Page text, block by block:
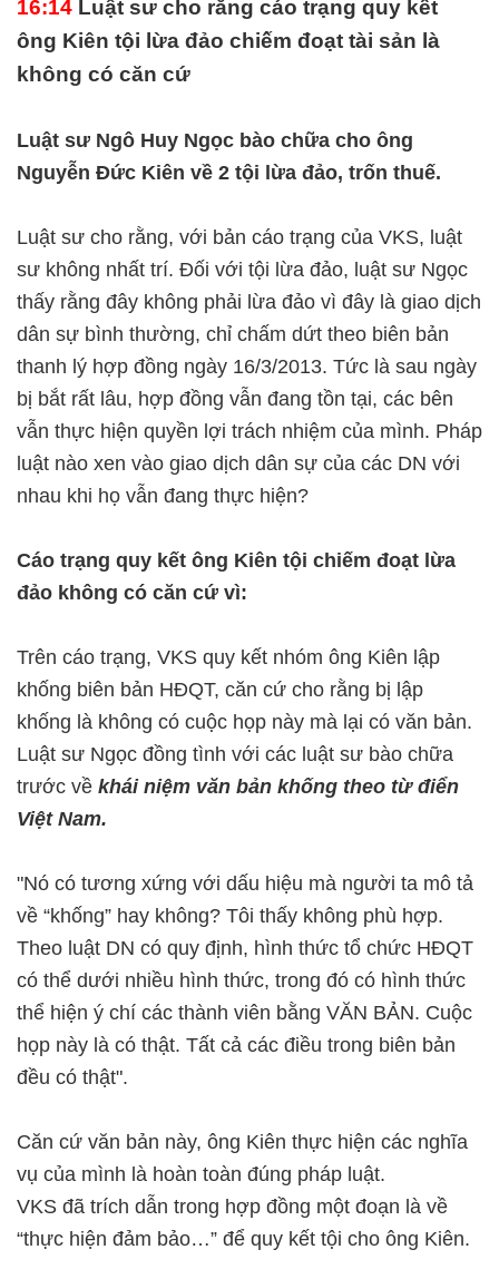
16:14 Luật sư cho rằng cáo trạng quy kết
ông Kiên tội lừa đảo chiếm đoạt tài sản là
không có căn cứ
Luật sư Ngô Huy Ngọc bào chữa cho ông
Nguyễn Đức Kiên về 2 tội lừa đảo, trốn thuế.
Luật sư cho rằng, với bản cáo trạng của VKS, luật
sư không nhất trí. Đối với tội lừa đảo, luật sư Ngọc
thấy rằng đây không phải lừa đảo vì đây là giao dịch
dân sự bình thường, chỉ chấm dứt theo biên bản
thanh lý hợp đồng ngày 16/3/2013. Tức là sau ngày
bị bắt rất lâu, hợp đồng vẫn đang tồn tại, các bên
vẫn thực hiện quyền lợi trách nhiệm của mình. Pháp
luật nào xen vào giao dịch dân sự của các DN với
nhau khi họ vẫn đang thực hiện?
Cáo trạng quy kết ông Kiên tội chiếm đoạt lừa
đảo không có căn cứ vì:
Trên cáo trạng, VKS quy kết nhóm ông Kiên lập
khống biên bản HĐQT, căn cứ cho rằng bị lập
khống là không có cuộc họp này mà lại có văn bản.
Luật sư Ngọc đồng tình với các luật sư bào chữa
trước về khái niệm văn bản khống theo từ điển
Việt Nam.
"Nó có tương xứng với dấu hiệu mà người ta mô tả
về “khống” hay không? Tôi thấy không phù hợp.
Theo luật DN có quy định, hình thức tổ chức HĐQT
có thể dưới nhiều hình thức, trong đó có hình thức
thể hiện ý chí các thành viên bằng VĂN BẢN. Cuộc
họp này là có thật. Tất cả các điều trong biên bản
đều có thật".
Căn cứ văn bản này, ông Kiên thực hiện các nghĩa
vụ của mình là hoàn toàn đúng pháp luật.
VKS đã trích dẫn trong hợp đồng một đoạn là về
“thực hiện đảm bảo…” để quy kết tội cho ông Kiên.